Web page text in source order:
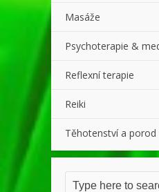
Masáže
Psychoterapie &
Reflexní terapie
Reiki
Těhotenství a porod